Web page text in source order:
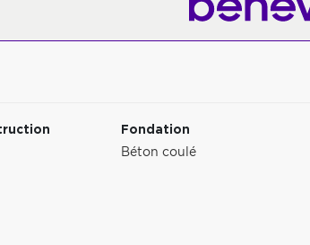
Fondation
Béton coulé